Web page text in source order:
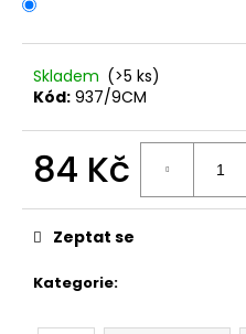
Skladem (>5 ks)
Kód: 937/9CM
84 Kč
cena:
Kategorie:
Zeptat se
D
o
p
o
u
u
j
e
e